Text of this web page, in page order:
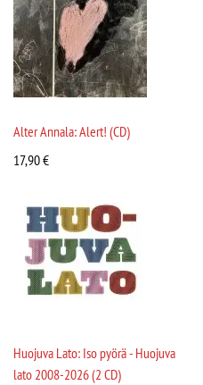
Alter Annala: Alert! (CD)
17,90€
Huojuva Lato: Iso pyörä - Huojuva
lato 2008-2026 (2 CD)